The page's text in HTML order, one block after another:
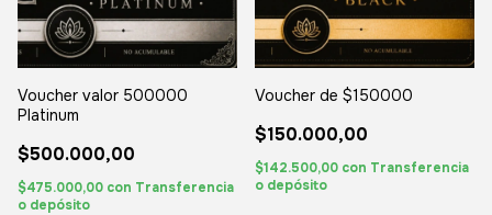
Voucher valor 500000
Platinum
$500.000,00
$475.000,00 con Transferencia
o depósito
Voucher de $150000
$150.000,00
$142.500,00 con Transferencia
o depósito